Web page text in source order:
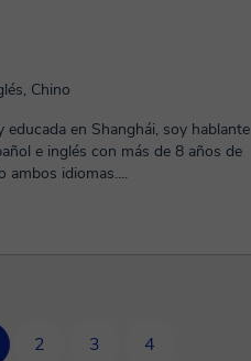
Chino
educada en Shanghái, soy hablante
e inglés con más de 8 años de
ambos idiomas....
2 3 4